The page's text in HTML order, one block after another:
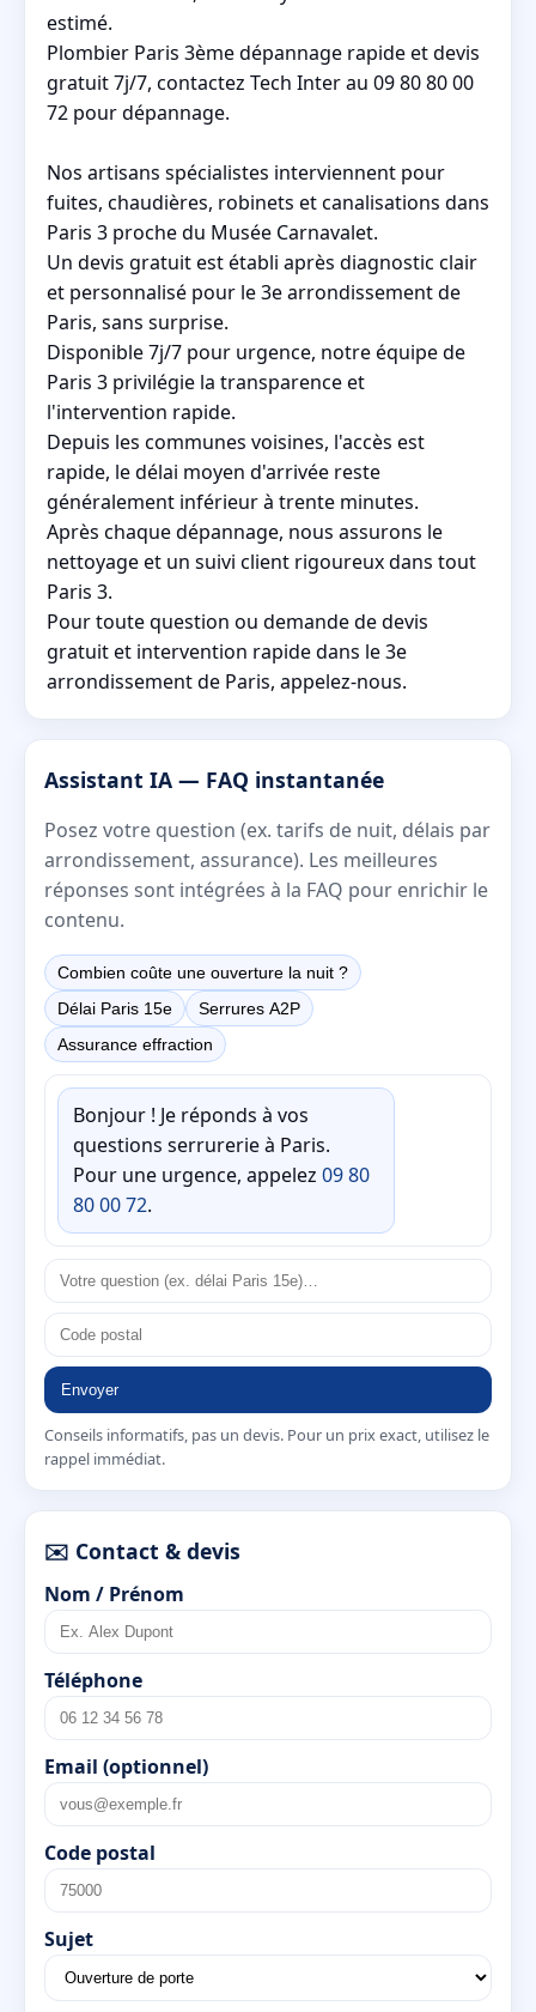
estimé.
Plombier Paris 3ème dépannage rapide et devis
gratuit 7j/7, contactez Tech Inter au 09 80 80 00
72 pour dépannage.
Nos artisans spécialistes interviennent pour
fuites, chaudières, robinets et canalisations dans
Paris 3 proche du Musée Carnavalet.
Un devis gratuit est établi après diagnostic clair
et personnalisé pour le 3e arrondissement de
Paris, sans surprise.
Disponible 7j/7 pour urgence, notre équipe de
Paris 3 privilégie la transparence et
l'intervention rapide.
Depuis les communes voisines, l'accès est
rapide, le délai moyen d'arrivée reste
généralement inférieur à trente minutes.
Après chaque dépannage, nous assurons le
nettoyage et un suivi client rigoureux dans tout
Paris 3.
Pour toute question ou demande de devis
gratuit et intervention rapide dans le 3e
arrondissement de Paris, appelez-nous.
Assistant IA — FAQ instantanée
Posez votre question (ex. tarifs de nuit, délais par
arrondissement, assurance). Les meilleures
réponses sont intégrées à la FAQ pour enrichir le
contenu.
Combien coûte une ouverture la nuit ?
Délai Paris 15e
Serrures A2P
Assurance effraction
Bonjour ! Je réponds à vos
questions serrurerie à Paris.
Pour une urgence, appelez 09 80
80 00 72.
Envoyer
Conseils informatifs, pas un devis. Pour un prix exact, utilisez le
rappel immédiat.
✉️ Contact & devis
Nom / Prénom
Téléphone
Email (optionnel)
Code postal
Sujet